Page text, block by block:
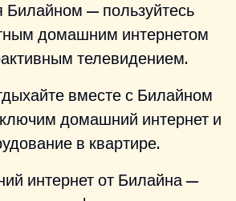
Билайном — пользуйтесь
домашним интернетом
телевидением.
вместе с Билайном
домашний интернет и
в квартире.
интернет от Билайна —